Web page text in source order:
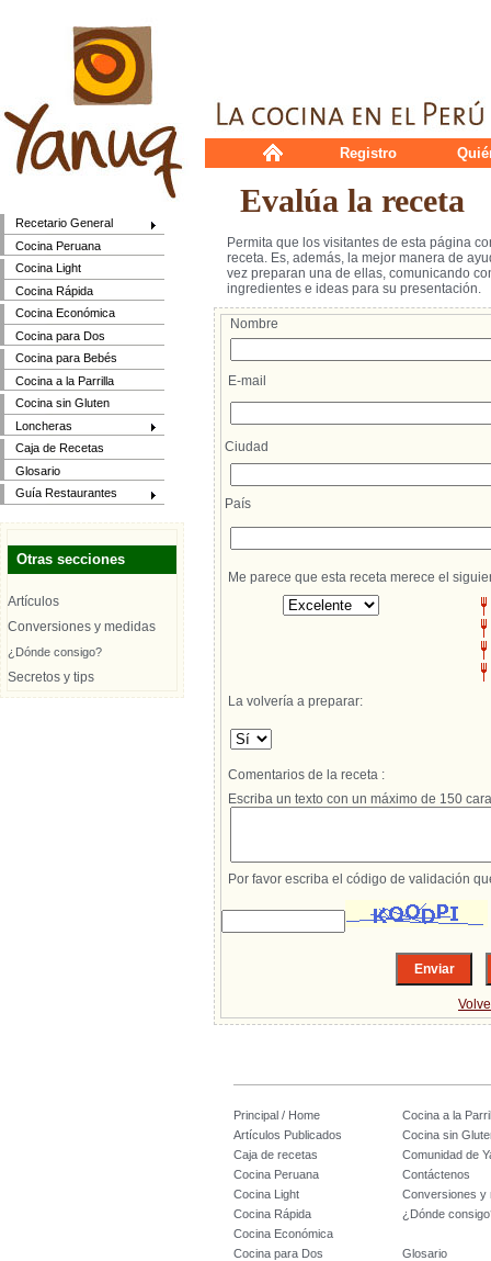
Recetario General
Cocina Peruana
Cocina Light
Cocina Rápida
Cocina Económica
Cocina para Dos
Cocina para Bebés
Cocina a la Parrilla
Cocina sin Gluten
Loncheras
Caja de Recetas
Glosario
Guía Restaurantes
Otras secciones
Artículos
Conversiones y medidas
¿Dónde consigo?
Secretos y tips
Registro
Evalúa la receta
Permita que los visitantes de esta página
receta. Es, además, la mejor manera de
vez preparan una de ellas, comunicando
ingredientes e ideas para su presentación.
Nombre
E-mail
Ciudad
País
Me parece que esta receta merece el
La volvería a preparar:
Comentarios de la receta :
Escriba un texto con un máximo de 150
Por favor escriba el código de validación
Principal / Home
Cocina a la
Artículos Publicados
Cocina sin
Caja de recetas
Comunidad de
Cocina Peruana
Contáctenos
Cocina Light
Conversiones y
Cocina Rápida
¿Dónde
Cocina Económica
Cocina para Dos
Glosario